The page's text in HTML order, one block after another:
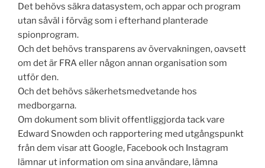
Det behövs säkra datasystem, och appar och program
utan såväl i förväg som i efterhand planterade
spionprogram.
Och det behövs transparens av övervakningen, oavsett
om det är FRA eller någon annan organisation som
utför den.
Och det behövs säkerhetsmedvetande hos
medborgarna.
Om dokument som blivit offentliggjorda tack vare
Edward Snowden och rapportering med utgångspunkt
från dem visar att Google, Facebook och Instagram
lämnar ut information om sina användare, lämna